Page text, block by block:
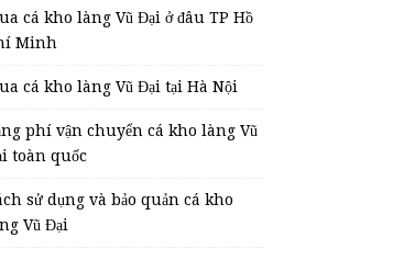
cá kho làng Vũ Đại ở đâu TP Hồ
Minh
cá kho làng Vũ Đại tại Hà Nội
phí vận chuyển cá kho làng Vũ
toàn quốc
sử dụng và bảo quản cá kho
Vũ Đại